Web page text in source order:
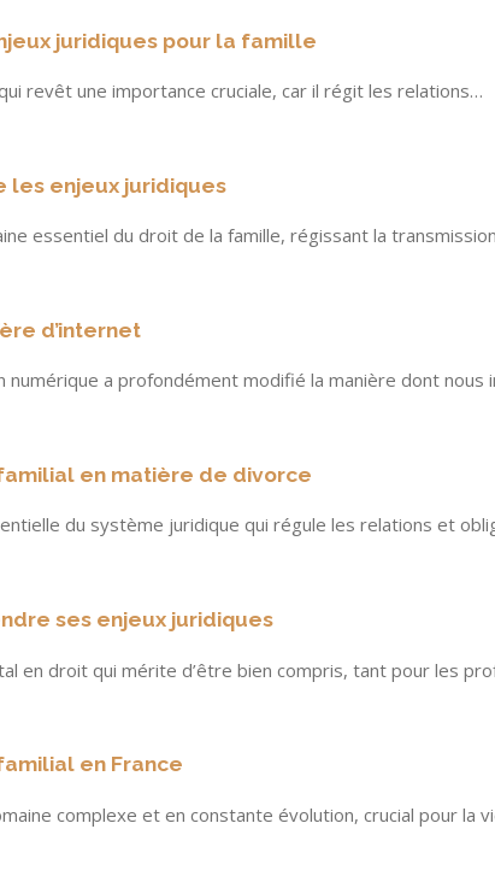
juridiques pour la famille
revêt une importance cruciale, car il régit les relations…
les enjeux juridiques
essentiel du droit de la famille, régissant la
d’internet
numérique a profondément modifié la manière dont
en matière de divorce
du système juridique qui régule les relations et
ses enjeux juridiques
en droit qui mérite d’être bien compris, tant pour les
en France
complexe et en constante évolution, crucial pour la